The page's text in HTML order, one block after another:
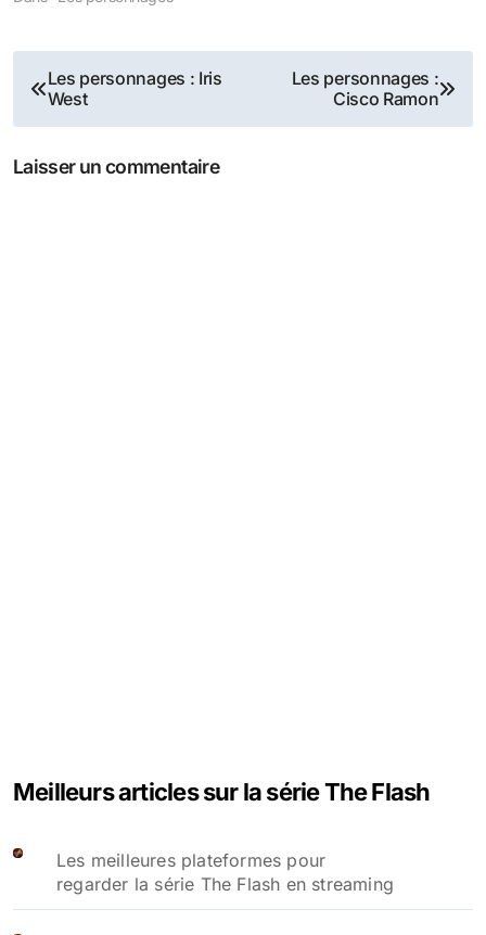
Navigation
de
l’article
Les personnages : Iris
West
Les personnages :
Cisco Ramon
Laisser un commentaire
Meilleurs articles sur la série The Flash
Les meilleures plateformes pour
regarder la série The Flash en streaming